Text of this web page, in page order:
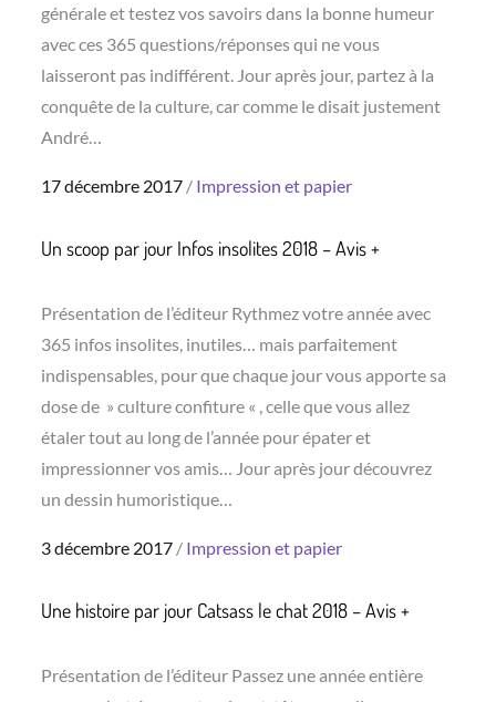
générale et testez vos savoirs dans la bonne humeur
avec ces 365 questions/réponses qui ne vous
laisseront pas indifférent. Jour après jour, partez à la
conquête de la culture, car comme le disait justement
André…
Posted
17 décembre 2017 Impression et papier
Un scoop par jour Infos insolites 2018 – Avis +
Présentation de l’éditeur Rythmez votre année avec
365 infos insolites, inutiles… mais parfaitement
indispensables, pour que chaque jour vous apporte sa
dose de » culture confiture « , celle que vous allez
étaler tout au long de l’année pour épater et
impressionner vos amis… Jour après jour découvrez
un dessin humoristique…
Posted
3 décembre 2017 Impression et papier
Une histoire par jour Catsass le chat 2018 – Avis +
Présentation de l’éditeur Passez une année entière